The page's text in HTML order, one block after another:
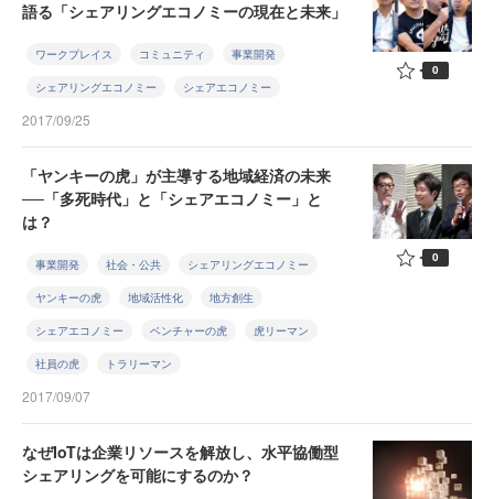
語る「シェアリングエコノミーの現在と未来」
ワークプレイス コミュニティ 事業開発
シェアリングエコノミー シェアエコノミー
2017/09/25
0
「ヤンキーの虎」が主導する地域経済の未来
──「多死時代」と「シェアエコノミー」と
は？
事業開発 社会・公共 シェアリングエコノミー
ヤンキーの虎 地域活性化 地方創生
シェアエコノミー ベンチャーの虎 虎リーマン
社員の虎 トラリーマン
2017/09/07
0
なぜIoTは企業リソースを解放し、水平協働型
シェアリングを可能にするのか？